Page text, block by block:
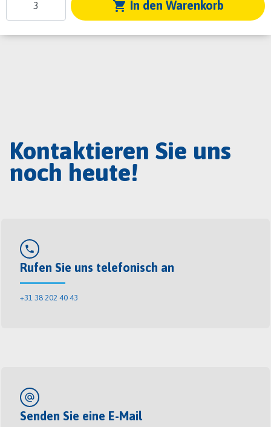
shopping_cart In den Warenkorb
Kontaktieren Sie uns
noch heute!
phone
Rufen Sie uns telefonisch an
+31 38 202 40 43
alternate_email
Senden Sie eine E-Mail